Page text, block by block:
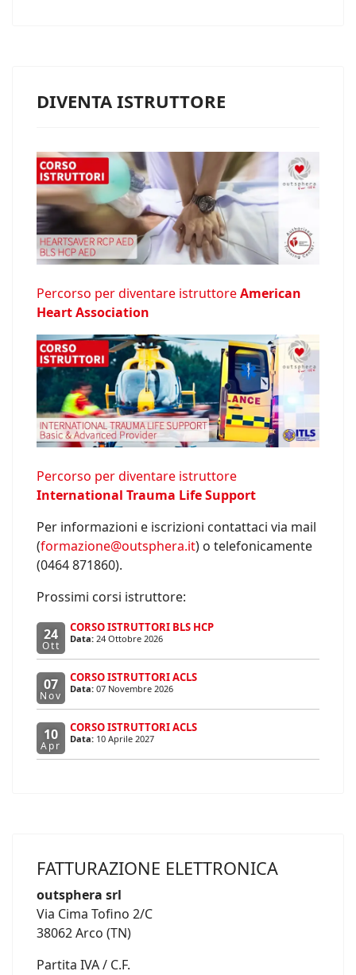
DIVENTA ISTRUTTORE
Percorso per diventare istruttoreAmerican
Heart Association
Percorso per diventare istruttore
International Trauma Life Support
Per informazioni e iscrizioni contattaci via mail
(formazione@outsphera.it) o telefonicamente
(0464 871860).
Prossimi corsi istruttore:
24
Ott
CORSO ISTRUTTORI BLS HCP
Data: 24 Ottobre 2026
07
Nov
CORSO ISTRUTTORI ACLS
Data: 07 Novembre 2026
10
Apr
CORSO ISTRUTTORI ACLS
Data: 10 Aprile 2027
FATTURAZIONE ELETTRONICA
outsphera srl
Via Cima Tofino 2/C
38062 Arco (TN)
Partita IVA / C.F.